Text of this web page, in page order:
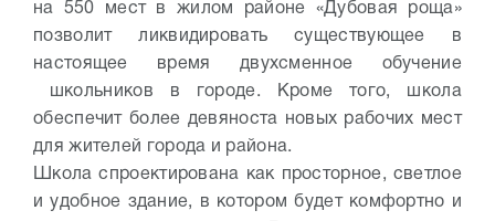
на 550 мест в жилом районе «Дубовая роща»
позволит ликвидировать существующее в
настоящее время двухсменное обучение
школьников в городе. Кроме того, школа
обеспечит более девяноста новых рабочих мест
для жителей города и района.
Школа спроектирована как просторное, светлое
и удобное здание, в котором будет комфортно и